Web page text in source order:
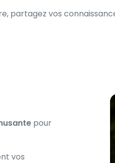
partagez vos
pour
vos